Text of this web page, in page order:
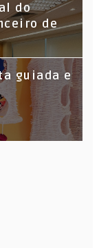
do
de
guiada e